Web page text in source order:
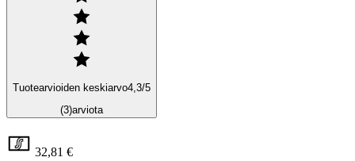
Tuotearvioiden keskiarvo4,3/5
(3)arviota
32,81 €